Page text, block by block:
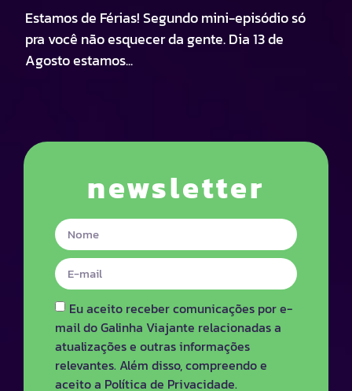
Estamos de Férias! Segundo mini-episódio só
pra você não esquecer da gente. Dia 13 de
Agosto estamos...
newsletter
Eu aceito receber comunicações por e-
mail do Galinha Viajante relacionadas a
atualizações e outras informações
relevantes. Além disso, compreendo e
aceito a Política de Privacidade.